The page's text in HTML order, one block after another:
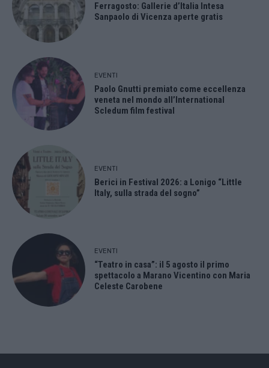
Ferragosto: Gallerie d’Italia Intesa
Sanpaolo di Vicenza aperte gratis
EVENTI
Paolo Gnutti premiato come eccellenza
veneta nel mondo all’International
Scledum film festival
EVENTI
Berici in Festival 2026: a Lonigo “Little
Italy, sulla strada del sogno”
EVENTI
“Teatro in casa”: il 5 agosto il primo
spettacolo a Marano Vicentino con Maria
Celeste Carobene